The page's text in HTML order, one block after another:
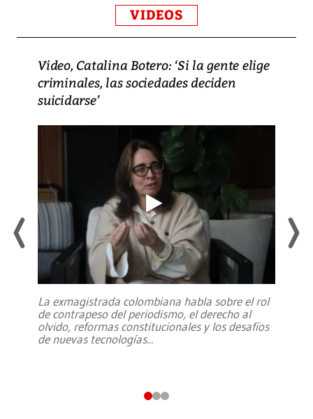
VIDEOS
Video, Catalina Botero: ‘Si la gente elige
criminales, las sociedades deciden
suicidarse’
La exmagistrada colombiana habla sobre el rol
de contrapeso del periodismo, el derecho al
olvido, reformas constitucionales y los desafíos
de nuevas tecnologías...